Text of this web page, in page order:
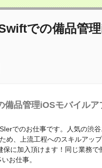
での備品管
品管理iOSモバイルア
でのお仕事です。人気の渋
め、上流工程へのスキルアッ
に加入頂けます！同じ業務で
お仕事。